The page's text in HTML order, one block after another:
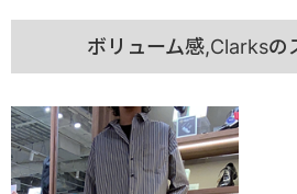
ボリューム感,Clarksの